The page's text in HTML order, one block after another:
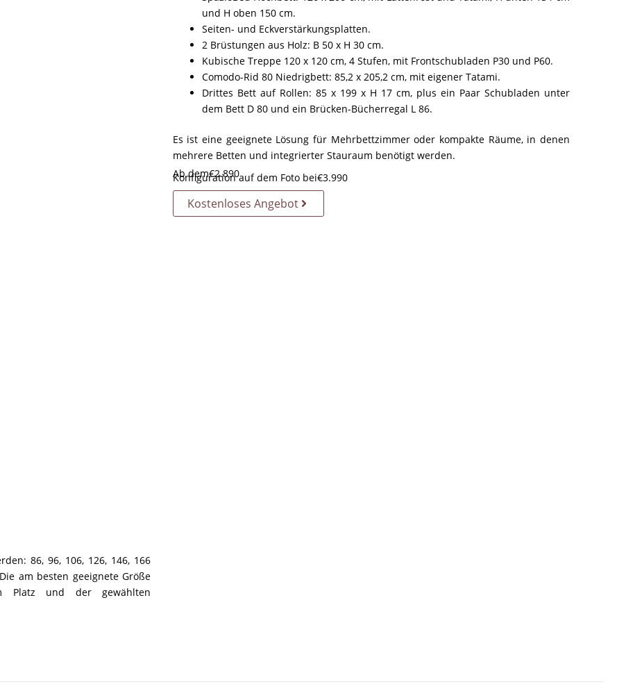
und H oben 150 cm.
Seiten- und Eckverstärkungsplatten.
2 Brüstungen aus Holz: B 50 x H 30 cm.
Kubische Treppe 120 x 120 cm, 4 Stufen, mit Frontschubladen P30 und P60.
Comodo-Rid 80 Niedrigbett: 85,2 x 205,2 cm, mit eigener Tatami.
Drittes Bett auf Rollen: 85 x 199 x H 17 cm, plus ein Paar Schubladen unter
dem Bett D 80 und ein Brücken-Bücherregal L 86.
Es ist eine geeignete Lösung für Mehrbettzimmer oder kompakte Räume, in denen
mehrere Betten und integrierter Stauraum benötigt werden.
Ab dem€2.890
Konfiguration auf dem Foto bei€3.990
Kostenloses Angebot
86, 96, 106, 126, 146, 166
am besten geeignete Größe
Platz und der gewählten